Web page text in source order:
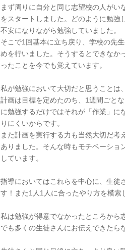
まず周りに自分と同じ志望校の人が
をスタートしました。どのように勉強
不安になりながら勉強していました。
そこで1回基本に立ち戻り、学校の先
めを行いました。そうするとできなか
ったことを今でも覚えています。
私が勉強において大切だと思うことは
計画は目標を定めたのち、1週間ごと
に勉強するだけではそれが「作業」に
りにくいからです。
また計画を実行する力も当然大切だ
ありました。そんな時もモチベーショ
しています。
指導においてはこれらを中心に、生徒
す！また1人1人に合ったやり方を模索
私は勉強が得意でなかったところから
でも多くの生徒さんにお伝えできたら